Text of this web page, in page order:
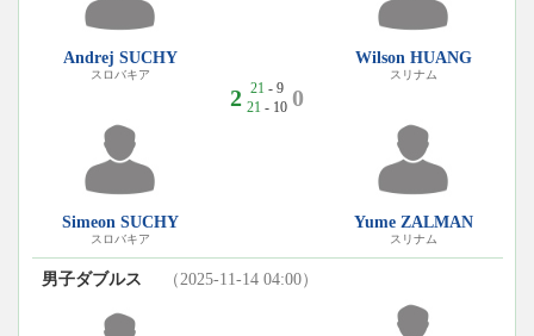
Andrej SUCHY
スロバキア
Simeon SUCHY
スロバキア
2 21 - 9
21 - 10 0
Wilson HUANG
スリナム
Yume ZALMAN
スリナム
男子ダブルス （2025-11-14 04:00）